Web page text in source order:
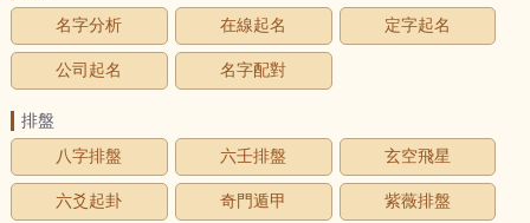
名字分析
在線起名 定字起名
公司起名 名字配對
排盤
八字排盤
六壬排盤 玄空飛星
六爻起卦 奇門遁甲 紫薇排盤